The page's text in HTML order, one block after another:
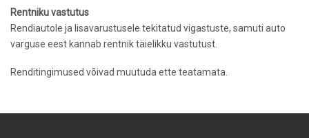
Rentniku vastutus
Rendiautole ja lisavarustusele tekitatud vigastuste, samuti auto
varguse eest kannab rentnik täielikku vastutust.
Renditingimused võivad muutuda ette teatamata.